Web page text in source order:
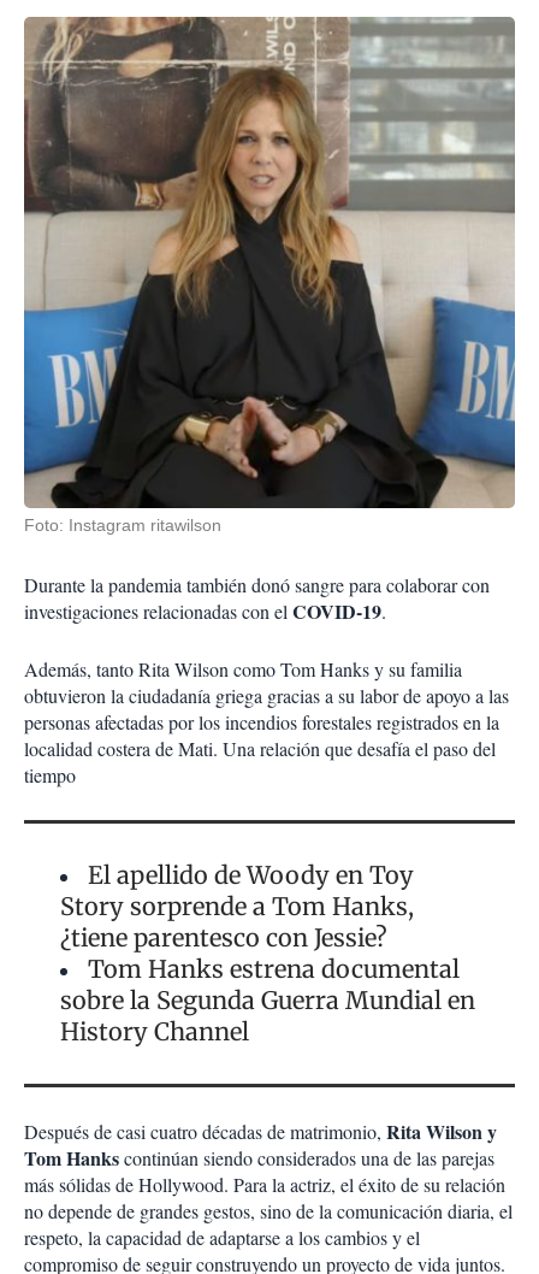
Foto: Instagram ritawilson
Durante la pandemia también donó sangre para colaborar con
investigaciones relacionadas con elCOVID-19.
Además, tanto Rita Wilson como Tom Hanks y su familia
obtuvieron la ciudadanía griega gracias a su labor de apoyo a las
personas afectadas por los incendios forestales registrados en la
localidad costera de Mati. Una relación que desafía el paso del
tiempo
El apellido de Woody en Toy
Story sorprende a Tom Hanks,
¿tiene parentesco con Jessie?
Tom Hanks estrena documental
sobre la Segunda Guerra Mundial en
History Channel
Después de casi cuatro décadas de matrimonio, Rita Wilson y
Tom Hankscontinúan siendo considerados una de las parejas
más sólidas de Hollywood. Para la actriz, el éxito de su relación
no depende de grandes gestos, sino de la comunicación diaria, el
respeto, la capacidad de adaptarse a los cambios y el
compromiso de seguir construyendo un proyecto de vida juntos.